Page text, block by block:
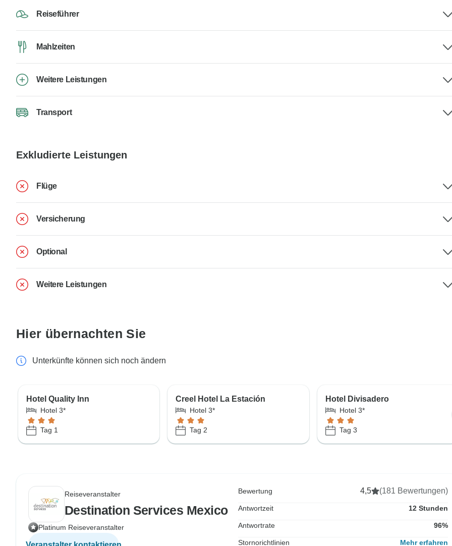
Reiseführer
Mahlzeiten
Weitere Leistungen
Transport
Exkludierte Leistungen
Flüge
Versicherung
Optional
Weitere Leistungen
Hier übernachten Sie
Unterkünfte können sich noch ändern
Hotel Quality Inn
Hotel 3*
Tag 1
Creel Hotel La Estación
Hotel 3*
Tag 2
Hotel Divisadero
Hotel 3*
Tag 3
Reiseveranstalter
Destination Services Mexico
Platinum Reiseveranstalter
Bewertung 4,5 (181 Bewertungen)
Antwortzeit 12 Stunden
Antwortrate 96%
Stornorichtlinien Mehr erfahren